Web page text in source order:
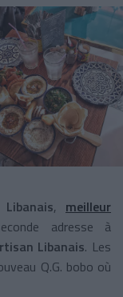
, meilleur
adresse à
Libanais. Les
Q.G. bobo où